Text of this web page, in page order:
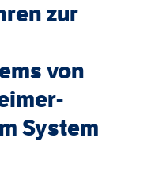
zur
von
System